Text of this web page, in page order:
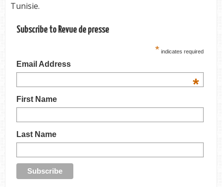
Tunisie.
Subscribe to Revue de presse
* indicates required
Email Address
*
First Name
Last Name